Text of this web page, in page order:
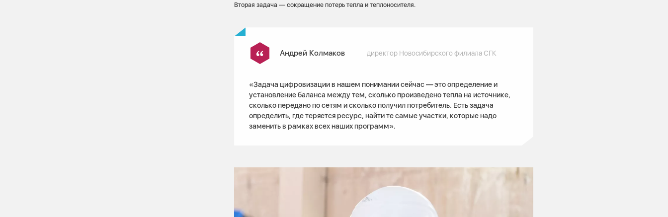
Вторая задача — сокращение потерь тепла и теплоносителя.
Андрей Колмаков директор Новосибирского филиала СГК
«Задача цифровизации в нашем понимании сейчас — это определение и
установление баланса между тем, сколько произведено тепла на источнике,
сколько передано по сетям и сколько получил потребитель. Есть задача
определить, где теряется ресурс, найти те самые участки, которые надо
заменить в рамках всех наших программ».